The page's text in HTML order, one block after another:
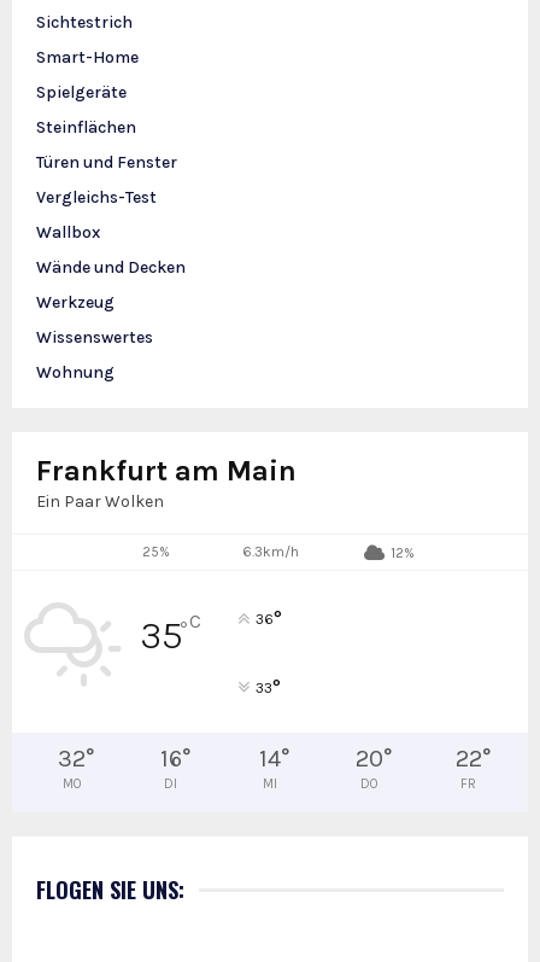
Sichtestrich
Smart-Home
Spielgeräte
Steinflächen
Türen und Fenster
Vergleichs-Test
Wallbox
Wände und Decken
Werkzeug
Wissenswertes
Wohnung
Frankfurt am Main
Ein Paar Wolken
25% 6.3km/h 12%
35°C 36°
33°
32°
MO
16°
DI
14°
MI
20°
DO
22°
FR
FLOGEN SIE UNS: